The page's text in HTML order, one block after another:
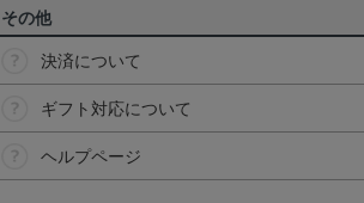
その他
決済について
ギフト対応について
ヘルプページ